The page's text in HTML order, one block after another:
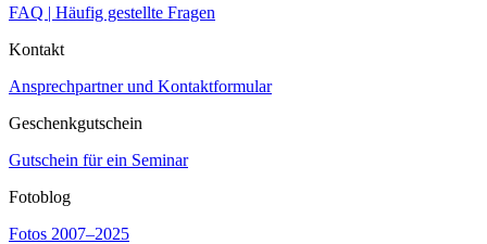
FAQ | Häufig gestellte Fragen
Kontakt
Ansprechpartner und Kontaktformular
Geschenkgutschein
Gutschein für ein Seminar
Fotoblog
Fotos 2007–2025